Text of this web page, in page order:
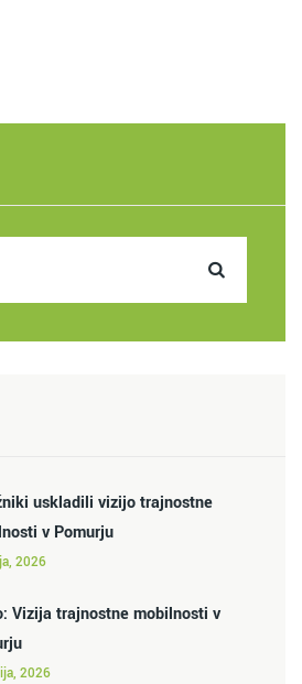
uskladili vizijo trajnostne
v Pomurju
2026
Vizija trajnostne mobilnosti v
2026